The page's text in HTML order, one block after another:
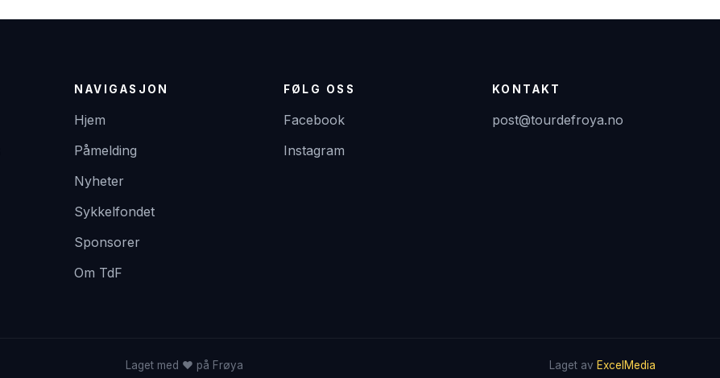
NAVIGASJON
Hjem
Påmelding
Nyheter
Sykkelfondet
Sponsorer
Om TdF
FØLG OSS
Facebook
Instagram
KONTAKT
post@tourdefroya.no
Laget med ❤️ på Frøya Laget av ExcelMedia